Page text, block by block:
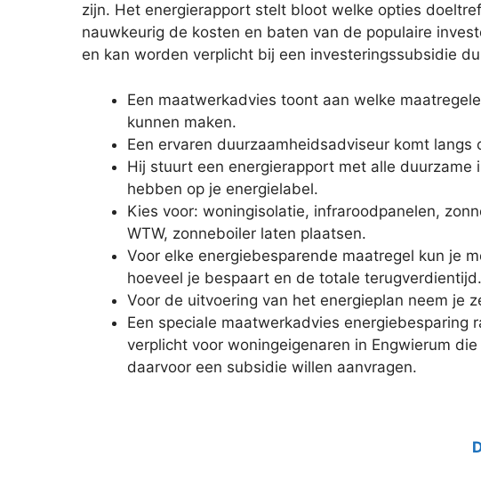
zijn. Het energierapport stelt bloot welke opties
nauwkeurig de kosten en baten van de populaire
en kan worden verplicht bij een investeringssubsidie
Een maatwerkadvies toont aan welke
kunnen maken.
Een ervaren duurzaamheidsadviseur komt
Hij stuurt een energierapport met alle
hebben op je energielabel.
Kies voor: woningisolatie, infraroodpanelen,
WTW, zonneboiler laten plaatsen.
Voor elke energiebesparende maatregel kun je
hoeveel je bespaart en de totale terugverdientijd.
Voor de uitvoering van het energieplan neem je
Een speciale maatwerkadvies energiebesparing
verplicht voor woningeigenaren in Engwierum
daarvoor een subsidie willen aanvragen.